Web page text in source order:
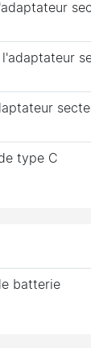
type C
batterie